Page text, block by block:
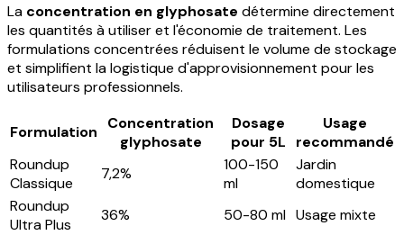
La concentration en glyphosate détermine directement
les quantités à utiliser et l'économie de traitement. Les
formulations concentrées réduisent le volume de stockage
et simplifient la logistique d'approvisionnement pour les
utilisateurs professionnels.
Formulation
Concentration
glyphosate
Dosage
pour 5L
Usage
recommandé
Roundup
Classique
7,2%
100-150
ml
Jardin
domestique
Roundup
Ultra Plus
36% 50-80 ml Usage mixte